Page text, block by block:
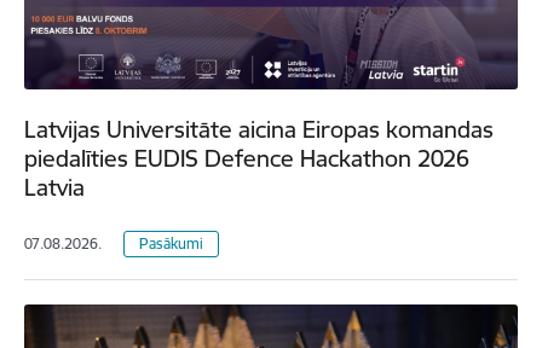
Latvijas Universitāte aicina Eiropas komandas
piedalīties EUDIS Defence Hackathon 2026
Latvia
07.08.2026. Pasākumi